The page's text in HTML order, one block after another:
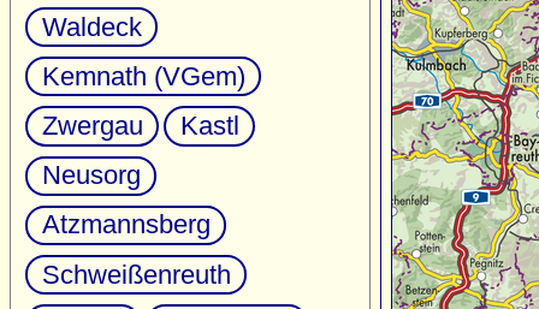
Waldeck
Kemnath (VGem)
Zwergau
Kastl
Neusorg
Atzmannsberg
Schweißenreuth